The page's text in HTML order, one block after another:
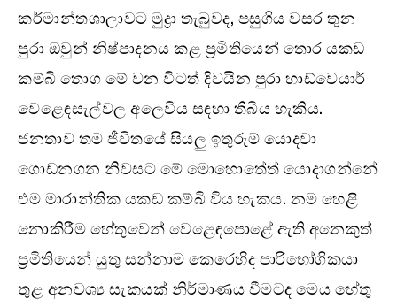
කර්මාන්තශාලාවට මුද්‍රා තැබුවද, පසුගිය වසර තුන
පුරා ඔවුන් නිෂ්පාදනය කළ ප්‍රමිතියෙන් තොර යකඩ
කම්බි තොග මේ වන විටත් දිවයින පුරා හාඩ්වෙයාර්
වෙළෙඳසැල්වල අලෙවිය සඳහා තිබිය හැකිය.
ජනතාව තම ජීවිතයේ සියලු ඉතුරුම් යොදවා
ගොඩනගන නිවසට මේ මොහොතේත් යොදාගන්නේ
එම මාරාන්තික යකඩ කම්බි විය හැකය. නම හෙළි
නොකිරීම හේතුවෙන් වෙළෙඳපොළේ ඇති අනෙකුත්
ප්‍රමිතියෙන් යුතු සන්නාම කෙරෙහිද පාරිභෝගිකයා
තුළ අනවශ්‍ය සැකයක් නිර්මාණය වීමටද මෙය හේතු